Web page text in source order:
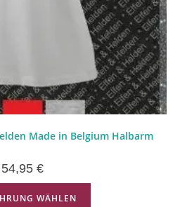
Made in Belgium Halbarm
54,95 €
WÄHLEN